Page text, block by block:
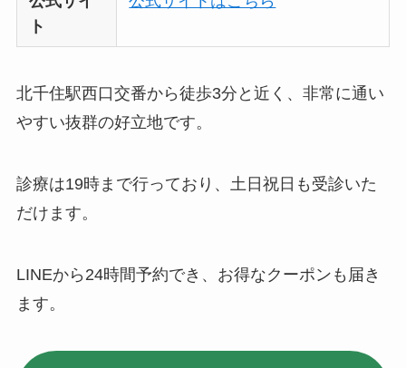
ト
北千住駅西口交番から徒歩3分と近く、非常に通い
やすい抜群の好立地です。
診療は19時まで行っており、土日祝日も受診いた
だけます。
LINEから24時間予約でき、お得なクーポンも届き
ます。